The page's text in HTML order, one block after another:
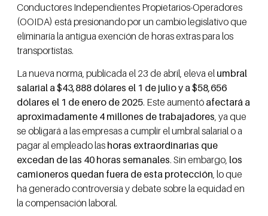
Conductores Independientes Propietarios-Operadores
(OOIDA) está presionando por un cambio legislativo que
eliminaría la antigua exención de horas extras para los
transportistas.
La nueva norma, publicada el 23 de abril, eleva el umbral
salarial a $43,888 dólares el 1 de julio y a $58,656
dólares el 1 de enero de 2025. Este aumentó afectará a
aproximadamente 4 millones de trabajadores, ya que
se obligará a las empresas a cumplir el umbral salarial o a
pagar al empleado las horas extraordinarias que
excedan de las 40 horas semanales. Sin embargo, los
camioneros quedan fuera de esta protección, lo que
ha generado controversia y debate sobre la equidad en
la compensación laboral.